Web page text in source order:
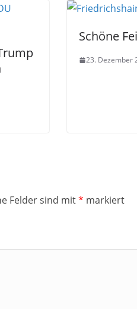
Schöne
23. Dezember
Felder sind mit* markiert